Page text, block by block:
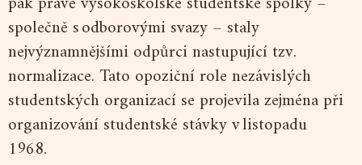
společně s odborovými svazy – staly
nejvýznamnějšími odpůrci nastupující tzv.
normalizace. Tato opoziční role nezávislých
studentských organizací se projevila zejména při
organizování studentské stávky v listopadu
1968.